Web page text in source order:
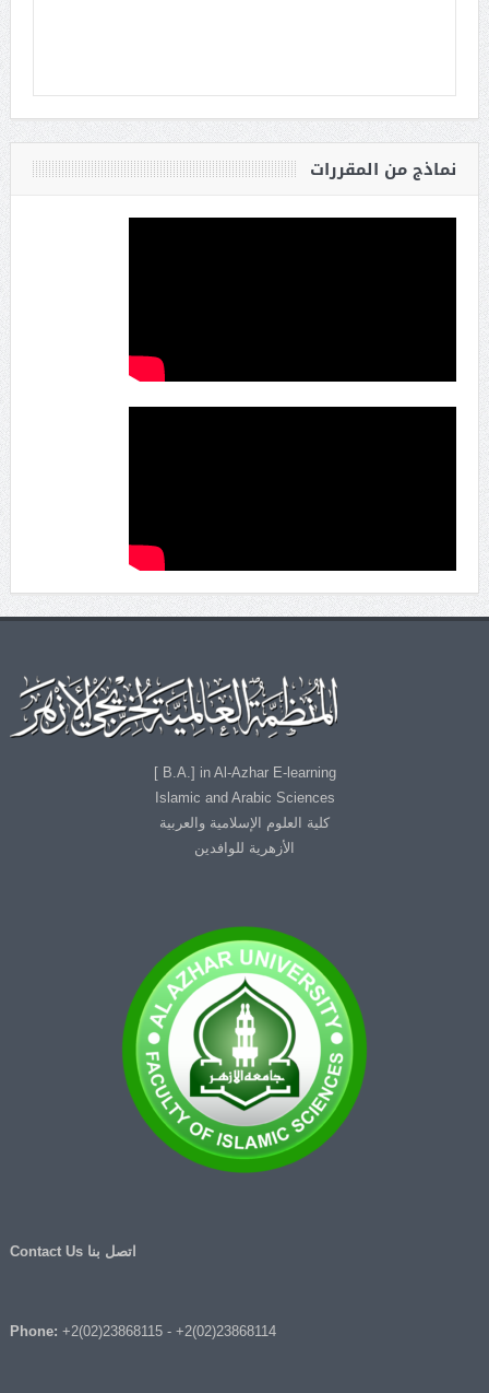
نماذج من المقررات
B.A.] in Al-Azhar E-learning ]
Islamic and Arabic Sciences
كلية العلوم الإسلامية والعربية
الأزهرية للوافدين
اتصل بنا Contact Us
Phone: +2(02)23868115- +2(02)23868114